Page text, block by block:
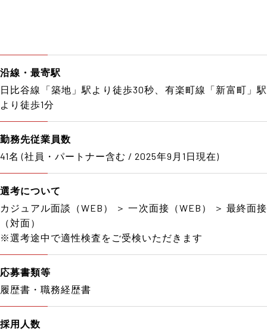
沿線・最寄駅
日比谷線「築地」駅より徒歩30秒、有楽町線「新富町」駅
より徒歩1分
勤務先従業員数
41名 (社員・パートナー含む / 2025年9月1日現在)
選考について
カジュアル面談（WEB） ＞ 一次面接（WEB） ＞ 最終面接
（対面）
※選考途中で適性検査をご受検いただきます
応募書類等
履歴書・職務経歴書
採用人数